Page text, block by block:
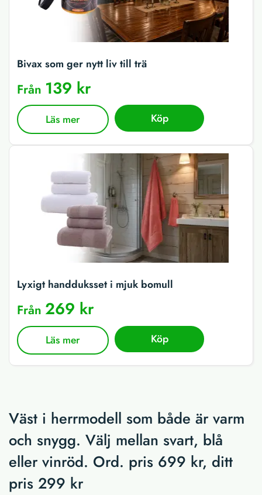
Bivax som ger nytt liv till trä
Från 139 kr
Läs mer Köp
Lyxigt handduksset i mjuk bomull
Från 269 kr
Läs mer Köp
Väst i herrmodell som både är varm
och snygg. Välj mellan svart, blå
eller vinröd. Ord. pris 699 kr, ditt
pris 299 kr